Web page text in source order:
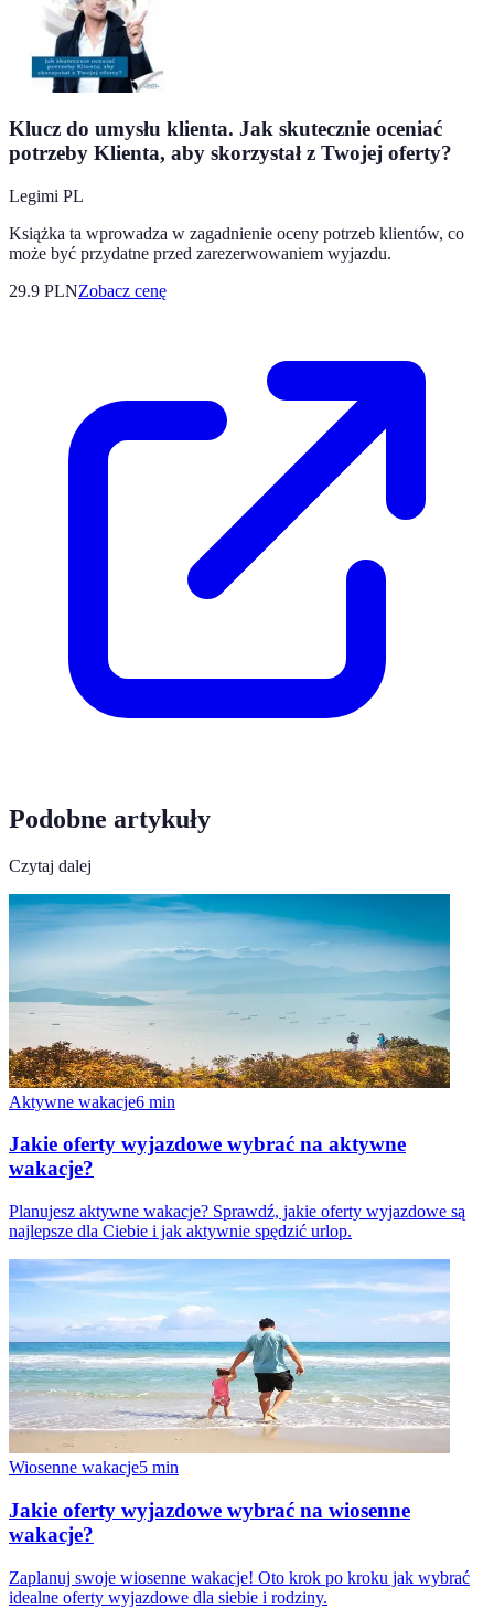
Klucz do umysłu klienta. Jak skutecznie oceniać
potrzeby Klienta, aby skorzystał z Twojej oferty?
Legimi PL
Książka ta wprowadza w zagadnienie oceny potrzeb klientów, co
może być przydatne przed zarezerwowaniem wyjazdu.
29.9 PLNZobacz cenę
Podobne artykuły
Czytaj dalej
Aktywne wakacje6 min
Jakie oferty wyjazdowe wybrać na aktywne
wakacje?
Planujesz aktywne wakacje? Sprawdź, jakie oferty wyjazdowe są
najlepsze dla Ciebie i jak aktywnie spędzić urlop.
Wiosenne wakacje5 min
Jakie oferty wyjazdowe wybrać na wiosenne
wakacje?
Zaplanuj swoje wiosenne wakacje! Oto krok po kroku jak wybrać
idealne oferty wyjazdowe dla siebie i rodziny.